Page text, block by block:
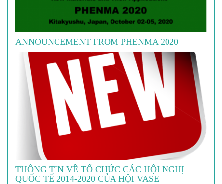
ANNOUNCEMENT FROM PHENMA 2020
THÔNG TIN VỀ TỔ CHỨC CÁC HỘI NGHỊ
QUỐC TẾ 2014-2020 CỦA HỘI VASE